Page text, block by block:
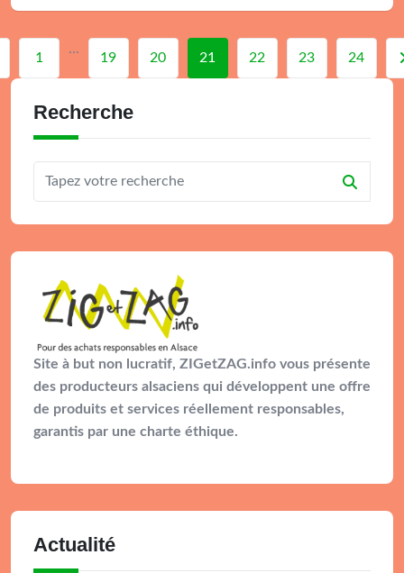
1
...
19 20 21 22 23 24
Recherche
Site à but non lucratif, ZIGetZAG.info vous présente
des producteurs alsaciens qui développent une offre
de produits et services réellement responsables,
garantis par une charte éthique.
Actualité